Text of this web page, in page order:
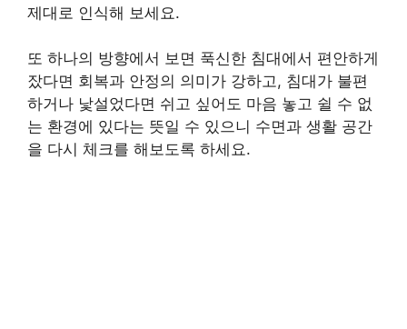
제대로 인식해 보세요.
또 하나의 방향에서 보면 푹신한 침대에서 편안하게
잤다면 회복과 안정의 의미가 강하고, 침대가 불편
하거나 낯설었다면 쉬고 싶어도 마음 놓고 쉴 수 없
는 환경에 있다는 뜻일 수 있으니 수면과 생활 공간
을 다시 체크를 해보도록 하세요.